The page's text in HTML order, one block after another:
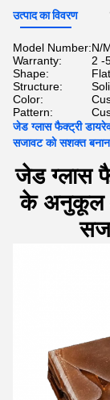
उत्पाद का विवरण
Model Number:N/
Warranty:
2 -
Shape:
Flat
Structure:
Color:
Pattern:
जेड ग्लास फैक्ट्री
सजावट को सशक्त
जेड ग्लास
के अनुकूल